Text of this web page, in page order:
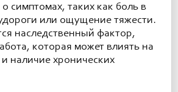
симптомах, таких как боль в
или ощущение тяжести.
наследственный фактор,
которая может влиять на
наличие хронических